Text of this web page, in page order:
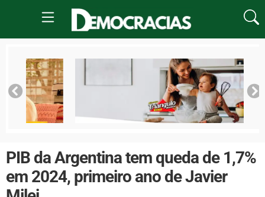
PIB da Argentina tem queda de 1,7%
em 2024, primeiro ano de Javier